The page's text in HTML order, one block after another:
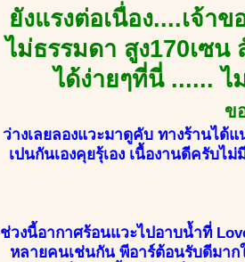
ยังแรงต่อเนื่อง....เจ้า
ไม่ธรรมดา สูง170เซน
ได้ง่ายๆที่นี่ ...... ไ
ข
ว่างเลยลองแวะมาดูคับ ทางร้านไ
เปนกันเองคุยรุ้เอง เนื้องานดีครับ
ช่วงนี้อากาศร้อนแวะไปอาบน้ำที่
หลายคนเช่นกัน พีอาร์ต้อนรับดีมาก